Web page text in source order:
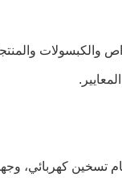
والكبسولات
كهربائي،